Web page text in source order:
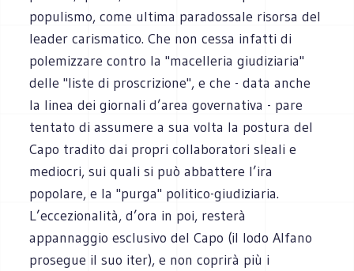
populismo, come ultima paradossale risorsa del
leader carismatico. Che non cessa infatti di
polemizzare contro la "macelleria giudiziaria"
delle "liste di proscrizione", e che - data anche
la linea dei giornali d’area governativa - pare
tentato di assumere a sua volta la postura del
Capo tradito dai propri collaboratori sleali e
mediocri, sui quali si può abbattere l’ira
popolare, e la "purga" politico-giudiziaria.
L’eccezionalità, d’ora in poi, resterà
appannaggio esclusivo del Capo (il lodo Alfano
prosegue il suo iter), e non coprirà più i